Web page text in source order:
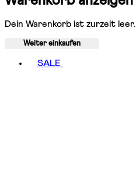
Dein Warenkorb ist zurzeit leer.
Weiter einkaufen
SALE